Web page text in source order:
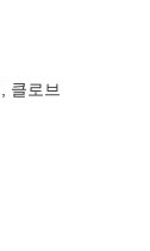
클로브